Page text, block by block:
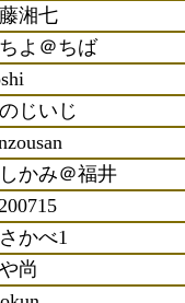
湘七
よ＠ちば
じいじ
かみ＠福井
かべ1
尚